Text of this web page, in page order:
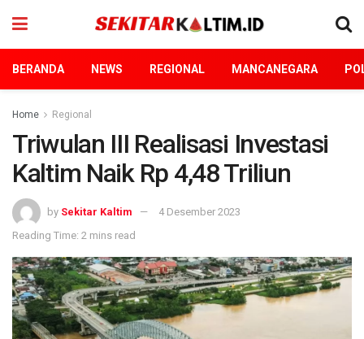
BERANDA NEWS REGIONAL MANCANEGARA
Home Regional
Triwulan III Realisasi Investasi
Kaltim Naik Rp 4,48 Triliun
by Sekitar Kaltim
4 Desember 2023
Reading Time: 2 mins read